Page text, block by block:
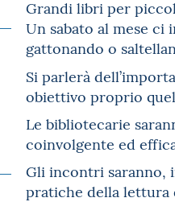
Grandi libri per
Un sabato al mese
gattonando o
Si parlerà
obiettivo proprio
Le bibliotecarie
coinvolgente ed
Gli incontri saranno,
pratiche della lettura